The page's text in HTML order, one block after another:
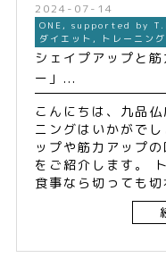
2024-07-14
ONE , supported by
ダイエット , トレーニング
シェイプアップと
ー」...
こんにちは、九品
ニングはいかがで
ップや筋力アップ
をご紹介します。
食事なら切っても